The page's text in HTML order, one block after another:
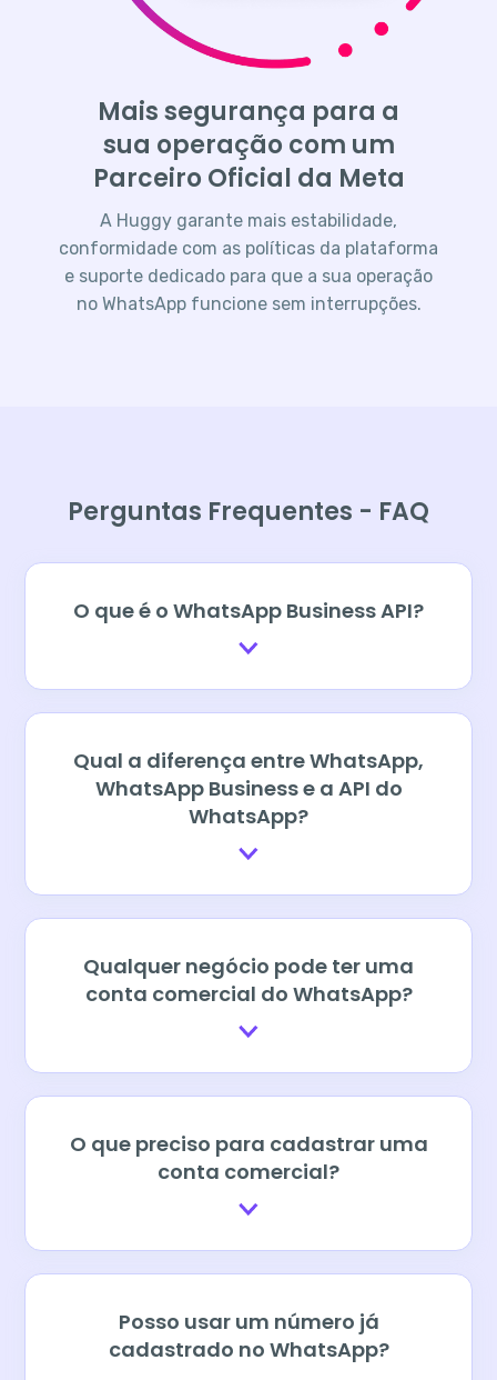
Mais segurança para a
sua operação com um
Parceiro Oficial da Meta
A Huggy garante mais estabilidade,
conformidade com as políticas da plataforma
e suporte dedicado para que a sua operação
no WhatsApp funcione sem interrupções.
Perguntas Frequentes - FAQ
O que é o WhatsApp Business API?
Qual a diferença entre WhatsApp,
WhatsApp Business e a API do
WhatsApp?
Qualquer negócio pode ter uma
conta comercial do WhatsApp?
O que preciso para cadastrar uma
conta comercial?
Posso usar um número já
cadastrado no WhatsApp?